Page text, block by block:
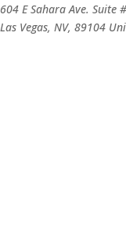
604 E Sahara Ave. Suite
Las Vegas, NV, 89104